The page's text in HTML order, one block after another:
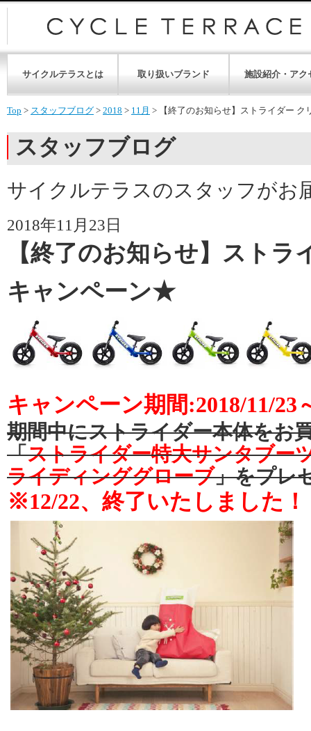
サイクルテラスとは 取り扱いブランド 施設紹介・アク
Top > スタッフブログ > 2018 > 11月 > 【終了のお知らせ】ストライダー
スタッフブログ
サイクルテラスのスタッフがお
2018年11月23日
【終了のお知らせ】ストラ
キャンペーン★
キャンペーン期間:2018/11/23
期間中にストライダー本体をお
「ストライダー特大サンタブー
ライディンググローブ」をプレ
※12/22、終了いたしました！